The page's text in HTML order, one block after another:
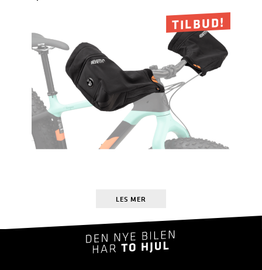
TILBUD!
LES MER